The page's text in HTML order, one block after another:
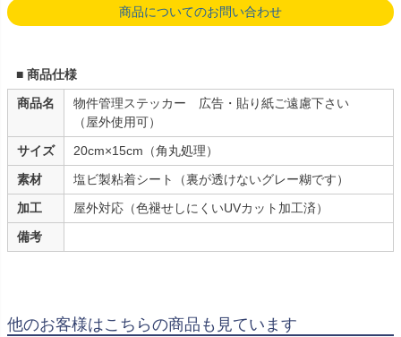
商品についてのお問い合わせ
■ 商品仕様
商品名
物件管理ステッカー 広告・貼り紙ご遠慮下さい
（屋外使用可）
サイズ
20cm×15cm（角丸処理）
素材
塩ビ製粘着シート（裏が透けないグレー糊です）
加工
屋外対応（色褪せしにくいUVカット加工済）
備考
他のお客様はこちらの商品も見ています